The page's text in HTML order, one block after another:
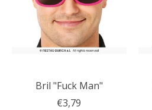
Bril "Fuck Man"
€3,79